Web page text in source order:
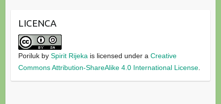
LICENCA
Porilukby Spirit Rijeka is licensed under a Creative
Commons Attribution-ShareAlike 4.0 International License.